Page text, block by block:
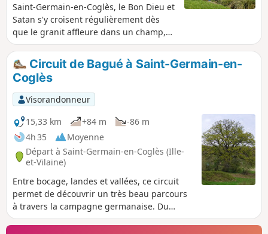
Saint-Germain-en-Coglès, le Bon Dieu et
Satan s'y croisent régulièrement dès
que le granit affleure dans un champ,
ou dès que l'eau jaillit de la pierre. Avec
le Châtellier caché derrière le bois, la
commune de Saint-Germain offre
quelques-unes des plus belles histoires
de la région que cette balade permet de
vous faire conter, au détour des
chemins. Mais attention, ces légendes
sont autant tirées de l'imaginaire local
que de vérités historiques.
Circuit de Bagué à Saint-Germain-en-
Coglès
Visorandonneur
15,33 km
+84 m
-86 m
4h 35
Moyenne
Départ à Saint-Germain-en-Coglès (Ille-
et-Vilaine)
Entre bocage, landes et vallées, ce circuit
permet de découvrir un très beau parcours
à travers la campagne germanaise. Du
vallon de la Volerie à la vallée de la Minette,